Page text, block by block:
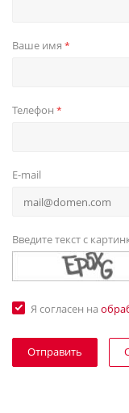
Ваше имя *
Телефон *
E-mail
Введите текст с
Я согласен на